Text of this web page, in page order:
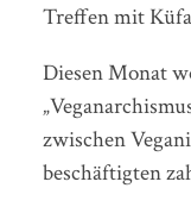
Treffen mit
Diesen Monat
zwischen
beschäftigten